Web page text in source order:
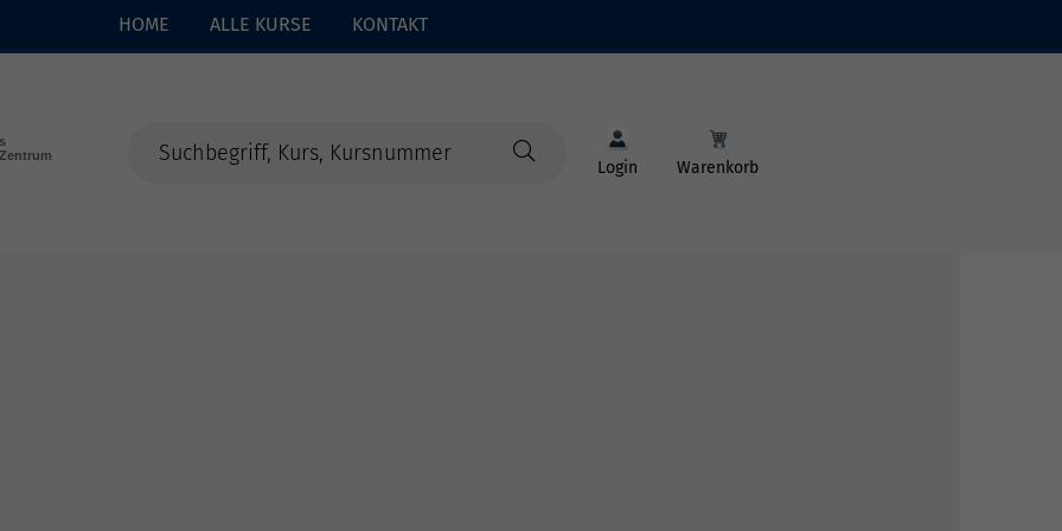
HOME ALLE KURSE KONTAKT
Login Warenkorb